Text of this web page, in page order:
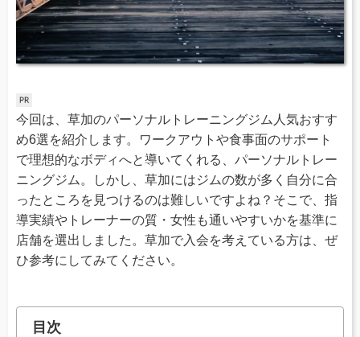
今回は、草加のパーソナルトレーニングジム人気おすす
め6選を紹介します。ワークアウトや食事面のサポート
で理想的なボディへと導いてくれる、パーソナルトレー
ニングジム。しかし、草加にはジムの数が多く自分に合
ったところを見つけるのは難しいですよね？そこで、指
導実績やトレーナーの質・女性も通いやすいかを基準に
店舗を選出しました。草加で入会を考えている方は、ぜ
ひ参考にしてみてください。
目次